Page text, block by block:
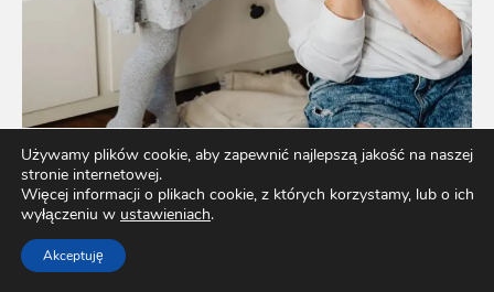
Używamy plików cookie, aby zapewnić najlepszą jakość na naszej
stronie internetowej.
Więcej informacji o plikach cookie, z których korzystamy, lub o ich
wyłączeniu w ustawieniach.
Akceptuję